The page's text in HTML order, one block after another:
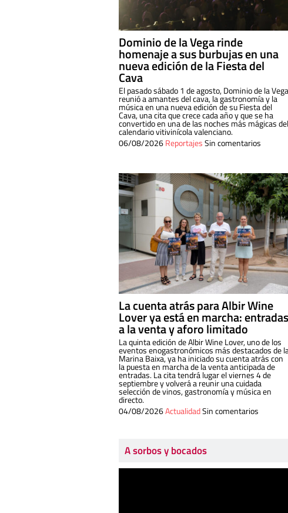
Dominio de la Vega rinde
homenaje a sus burbujas en una
nueva edición de la Fiesta del
Cava
El pasado sábado 1 de agosto, Dominio de la Vega
reunió a amantes del cava, la gastronomía y la
música en una nueva edición de su Fiesta del
Cava, una cita que crece cada año y que se ha
convertido en una de las noches más mágicas del
calendario vitivinícola valenciano.
06/08/2026ReportajesSin comentarios
La cuenta atrás para Albir Wine
Lover ya está en marcha: entradas
a la venta y aforo limitado
La quinta edición de Albir Wine Lover, uno de los
eventos enogastronómicos más destacados de
Marina Baixa, ya ha iniciado su cuenta atrás con
la puesta en marcha de la venta anticipada de
entradas. La cita tendrá lugar el viernes 4 de
septiembre y volverá a reunir una cuidada
selección de vinos, gastronomía y música en
directo.
04/08/2026ActualidadSin comentarios
A sorbos y bocados